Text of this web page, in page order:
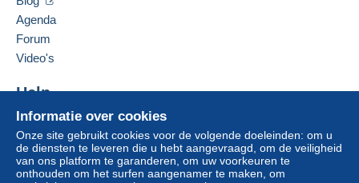
Als de verkoopvoorwaarden van de verkoper
clausules bevatten met betrekking tot de betaling,
moeten deze als nietig worden beschouwd. De
Delcampe, zoals gedefinieerd in de
toepassing zijn.
Aankopen moeten worden betaald binnen14
dagenna ontvangst van de eindafrekening van de
Informatie over cookies
Onze site gebruikt cookies voor de volgende doeleinden: om u
de diensten te leveren die u hebt aangevraagd, om de veiligheid
van ons platform te garanderen, om uw voorkeuren te
onthouden om het surfen aangenamer te maken, om
Agenda
Forum
Video's
Help
Hulpcentrum
Kopen op Delcampe
Verkopen op Delcampe
Een beveiligde website